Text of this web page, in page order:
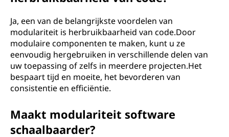
Ja, een van de belangrijkste voordelen van
modulariteit is herbruikbaarheid van code.Door
modulaire componenten te maken, kunt u ze
eenvoudig hergebruiken in verschillende delen van
uw toepassing of zelfs in meerdere projecten.Het
bespaart tijd en moeite, het bevorderen van
consistentie en efficiëntie.
Maakt modulariteit software
schaalbaarder?